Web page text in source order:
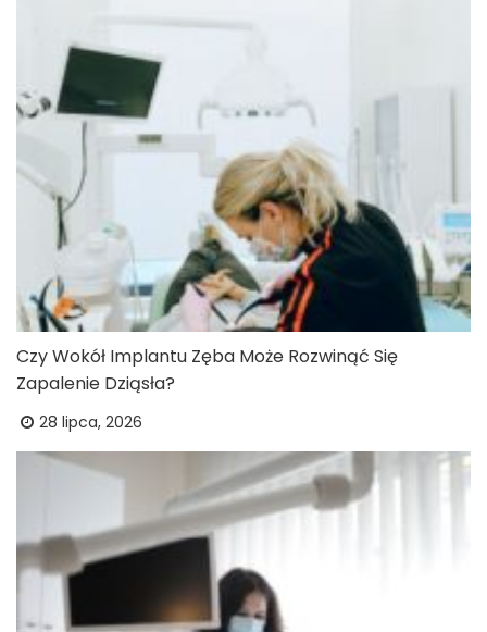
Czy Wokół Implantu Zęba Może Rozwinąć Się
Zapalenie Dziąsła?
28 lipca, 2026